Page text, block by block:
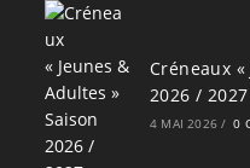
Créneaux
2026 / 2027
4 MAI 2026 / 0